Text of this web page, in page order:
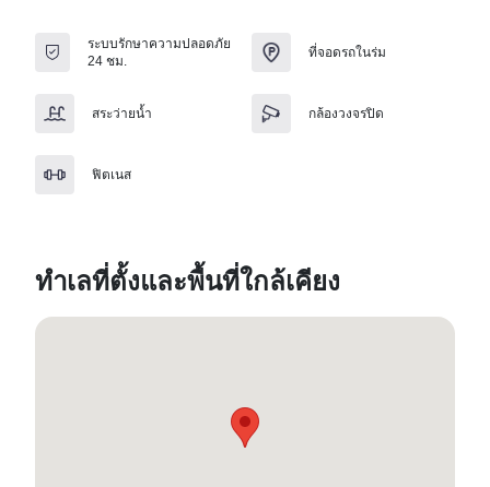
ระบบรักษาความปลอดภัย
24 ชม.
ที่จอดรถในร่ม
สระว่ายน้ำ กล้องวงจรปิด
ฟิตเนส
ทำเลที่ตั้งและพื้นที่ใกล้เคียง